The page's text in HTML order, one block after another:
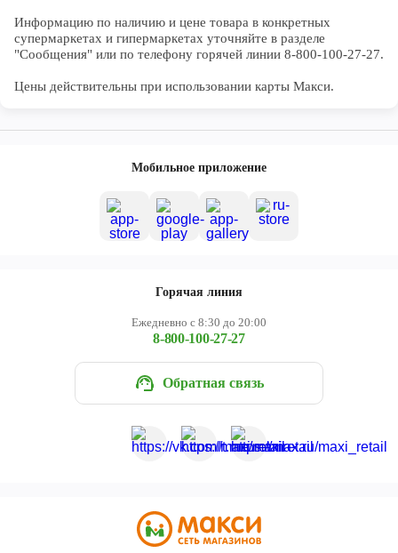
Информацию по наличию и цене товара в конкретных
супермаркетах и гипермаркетах уточняйте в разделе
"Сообщения" или по телефону горячей линии 8-800-100-27-27.
Цены действительны при использовании карты Макси.
Мобильное приложение
Горячая линия
Ежедневно с 8:30 до 20:00
8-800-100-27-27
Обратная связь